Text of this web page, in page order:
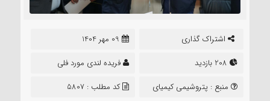
اشتراک گذاری
09 مهر 1404
فریده لندی مورد فلی
منبع : پتروشیمی کیمیای
کد مطلب : 5807